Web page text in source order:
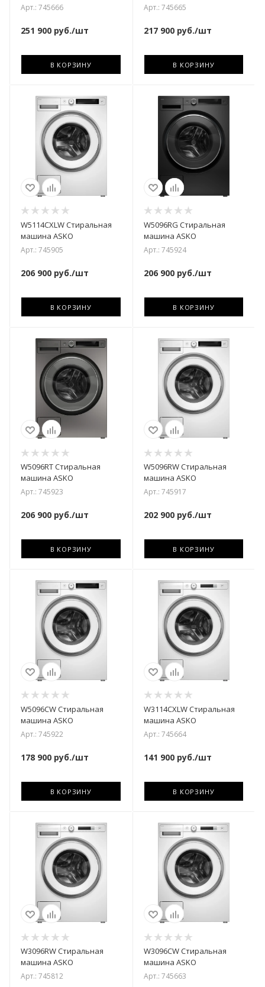
Арт.: 745666
251 900 руб./шт
В КОРЗИНУ
Арт.: 745665
217 900руб./шт
В КОРЗИНУ
W5114CXLW Стиральная
машина ASKO
Арт.: 745905
206 900 руб./шт
В КОРЗИНУ
W5096RG Стиральная
машина ASKO
Арт.: 745924
206 900руб./шт
В КОРЗИНУ
W5096RT Стиральная
машина ASKO
Арт.: 745923
206 900 руб./шт
В КОРЗИНУ
W5096RW Стиральная
машина ASKO
Арт.: 745917
202 900руб./шт
В КОРЗИНУ
W5096CW Стиральная
машина ASKO
Арт.: 745922
178 900 руб./шт
В КОРЗИНУ
W3114CXLW Стиральная
машина ASKO
Арт.: 745664
141 900руб./шт
В КОРЗИНУ
W3096RW Стиральная
машина ASKO
Арт.: 745812
W3096CW Стиральная
машина ASKO
Арт.: 745663